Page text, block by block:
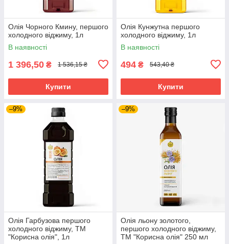
Олія Чорного Кмину, першого
холодного віджиму, 1л
В наявності
1 396,50 ₴ 1 536,15 ₴
Купити
Олія Кунжутна першого
холодного віджиму, 1л
В наявності
494 ₴ 543,40 ₴
Купити
–9%
Олія Гарбузова першого
холодного віджиму, ТМ
"Корисна олія", 1л
–9%
Олія льону золотого,
першого холодного віджиму,
ТМ "Корисна олія" 250 мл